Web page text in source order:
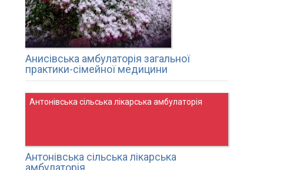
Анисівська амбулаторія загальної
практики-сімейної медицини
Антонівська сільська лікарська амбулаторія
Антонівська сільська лікарська
амбулаторія